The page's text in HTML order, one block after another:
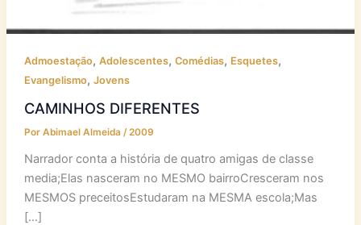
Admoestação, Adolescentes, Comédias, Esquetes,
Evangelismo, Jovens
CAMINHOS DIFERENTES
Por Abimael Almeida /2009
Narrador conta a história de quatro amigas de classe
media;Elas nasceram no MESMO bairroCresceram nos
MESMOS preceitosEstudaram na MESMA escola;Mas
[…]